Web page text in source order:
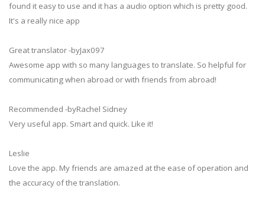
found it easy to use and it has a audio option which is pretty good.
It's a really nice app
Great translator -byJax097
Awesome app with so many languages to translate. So helpful for
communicating when abroad or with friends from abroad!
Recommended -byRachel Sidney
Very useful app. Smart and quick. Like it!
Leslie
Love the app. My friends are amazed at the ease of operation and
the accuracy of the translation.